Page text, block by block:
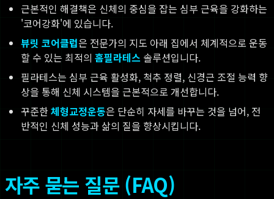
근본적인 해결책은 신체의 중심을 잡는 심부 근육을 강화하는
'코어강화'에 있습니다.
뷰릿 코어클럽은 전문가의 지도 아래 집에서 체계적으로 운동
할 수 있는 최적의 홈필라테스 솔루션입니다.
필라테스는 심부 근육 활성화, 척추 정렬, 신경근 조절 능력 향
상을 통해 신체 시스템을 근본적으로 개선합니다.
꾸준한체형교정운동은 단순히 자세를 바꾸는 것을 넘어, 전
반적인 신체 성능과 삶의 질을 향상시킵니다.
자주 묻는 질문 (FAQ)